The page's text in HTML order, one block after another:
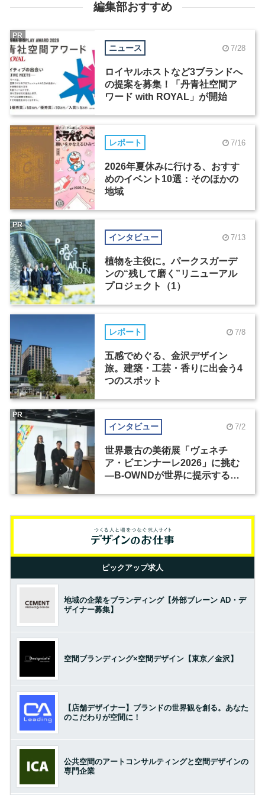
編集部おすすめ
ニュース 7/28
ロイヤルホストなど3ブランドへ
の提案を募集！「丹青社空間ア
ワード with ROYAL」が開始
PR
レポート 7/16
2026年夏休みに行ける、おすす
めのイベント10選：そのほかの
地域
インタビュー 7/13
植物を主役に。パークスガーデ
ンの“残して磨く”リニューアル
プロジェクト（1）
PR
レポート 7/8
五感でめぐる、金沢デザイン
旅。建築・工芸・香りに出会う4
つのスポット
インタビュー 7/2
世界最古の美術展「ヴェネチ
ア・ビエンナーレ2026」に挑む
―B-OWNDが世界に提示する美
PR
ピックアップ求人
地域の企業をブランディング【外部ブレーン AD・デ
ザイナー募集】
空間ブランディング×空間デザイン【東京／金沢】
【店舗デザイナー】ブランドの世界観を創る。あなた
のこだわりが空間に！
公共空間のアートコンサルティングと空間デザインの
専門企業